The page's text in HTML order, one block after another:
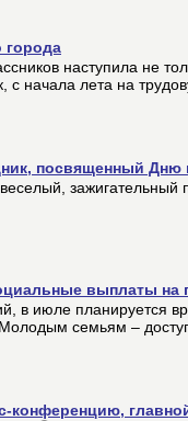
города
наступила не
с начала лета на
посвященный Дню
зажигательный
выплаты на
в июле планируется
семьям –